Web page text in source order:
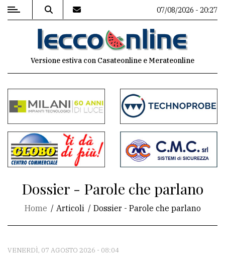
MENU
commenti
Contenuti
del
sito
Meteo
CONTATTI
La
07/08/2026 - 20:27
Versione estiva con Casateonline e Merateonline
Dossier - Parole che parlano
Home Articoli Dossier - Parole che parlano
VENERDÌ, 07 AGOSTO 2026 - 08:04